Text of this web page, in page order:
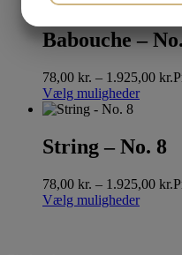
Babouche –
78,00 kr. – 1.925,00 kr.
Vælg muligheder
String – No. 8
78,00 kr. – 1.925,00 kr.
Vælg muligheder
MARKETING